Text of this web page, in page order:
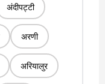
अंदीपट्टी
अरणी
अरियालुर